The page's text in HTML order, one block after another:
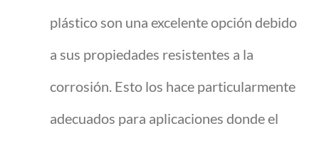
plástico son una excelente opción debido
a sus propiedades resistentes a la
corrosión. Esto los hace particularmente
adecuados para aplicaciones donde el